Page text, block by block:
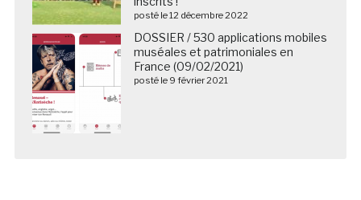
posté le 12 décembre 2022
DOSSIER / 530 applications mobiles
muséales et patrimoniales en
France (09/02/2021)
posté le 9 février 2021